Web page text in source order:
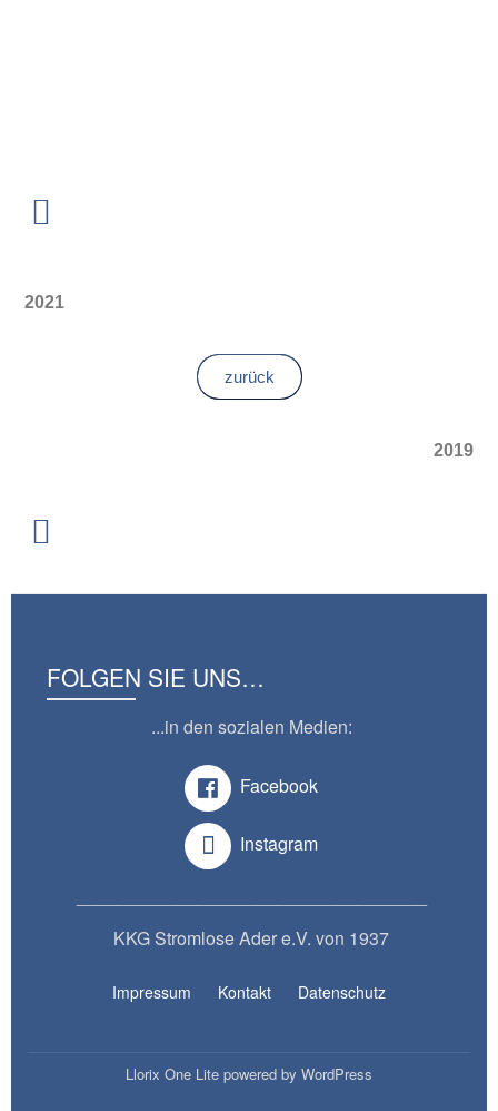
2021
zurück
2019
FOLGEN SIE UNS…
...in den sozialen Medien:
Facebook
Instagram
KKG Stromlose Ader e.V. von 1937
Impressum Kontakt Datenschutz
Llorix One Lite powered by WordPress